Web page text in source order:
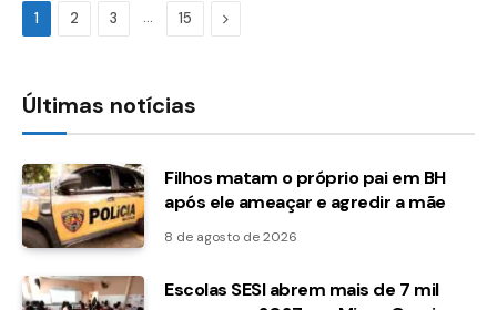
1 2 3 … 15 Proximo
Últimas notícias
Filhos matam o próprio pai em BH
após ele ameaçar e agredir a mãe
8 de agosto de 2026
Escolas SESI abrem mais de 7 mil